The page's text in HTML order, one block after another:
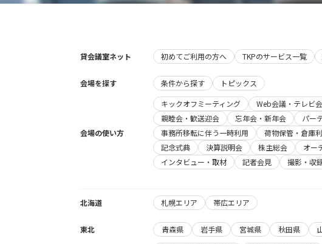
貸会議室ネット 初めてご利用の方へ TKPのサービス一覧
会場を探す 条件から探す トピックス
会場の使い方
キックオフミーティング Web会議・テレビ
親睦会・歓送迎会
忘年会・新年会 パー
事務所移転に伴う一時利用
荷物保管・倉庫
記念式典
決算説明会 株主総会 オー
インタビュー・取材
記者会見 撮影・収
北海道 札幌エリア 帯広エリア
東北 青森県 岩手県 宮城県 秋田県